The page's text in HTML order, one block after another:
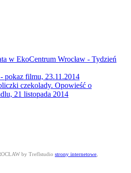
w EkoCentrum Wrocław - Tydzień
pokaz filmu, 23.11.2014
czekolady. Opowieść o
21 listopada 2014
by Treflstudio strony internetowe